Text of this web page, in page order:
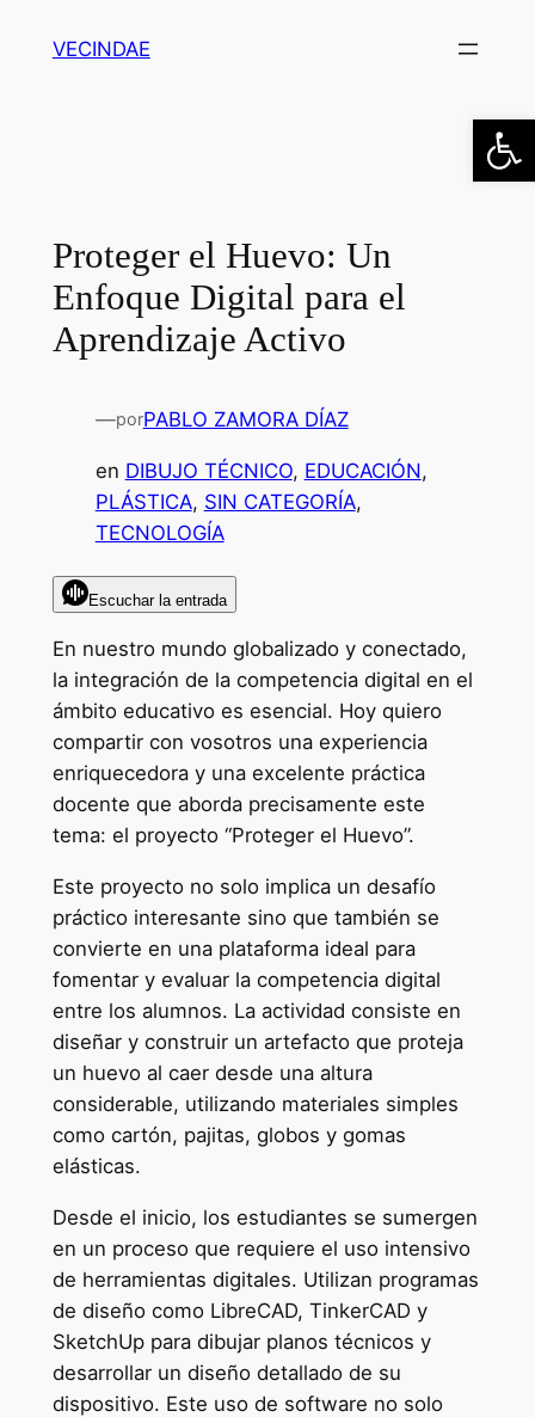
VECINDAE
Proteger el Huevo: Un
Enfoque Digital para el
Aprendizaje Activo
—porPABLO ZAMORA DÍAZ
en DIBUJO TÉCNICO, EDUCACIÓN
PLÁSTICA, SIN CATEGORÍA
TECNOLOGÍA
Escuchar la entrada
En nuestro mundo globalizado y conectado,
la integración de la competencia digital en el
ámbito educativo es esencial. Hoy quiero
compartir con vosotros una experiencia
enriquecedora y una excelente práctica
docente que aborda precisamente este
tema: el proyecto “Proteger el Huevo”.
Este proyecto no solo implica un desafío
práctico interesante sino que también se
convierte en una plataforma ideal para
fomentar y evaluar la competencia digital
entre los alumnos. La actividad consiste en
diseñar y construir un artefacto que proteja
un huevo al caer desde una altura
considerable, utilizando materiales simples
como cartón, pajitas, globos y gomas
elásticas.
Desde el inicio, los estudiantes se sumergen
en un proceso que requiere el uso intensivo
de herramientas digitales. Utilizan programas
de diseño como LibreCAD, TinkerCAD y
SketchUp para dibujar planos técnicos y
desarrollar un diseño detallado de su
dispositivo. Este uso de software no solo
Abrir